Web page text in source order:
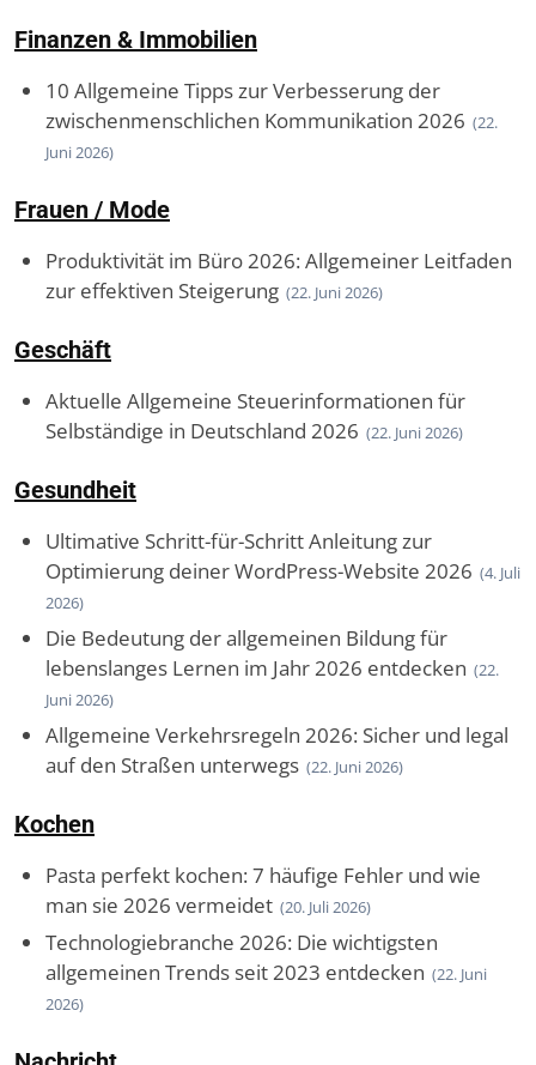
Finanzen & Immobilien
10 Allgemeine Tipps zur Verbesserung der
zwischenmenschlichen Kommunikation 2026 (22.
Juni 2026)
Frauen / Mode
Produktivität im Büro 2026: Allgemeiner Leitfaden
zur effektiven Steigerung (22. Juni 2026)
Geschäft
Aktuelle Allgemeine Steuerinformationen für
Selbständige in Deutschland 2026 (22. Juni 2026)
Gesundheit
Ultimative Schritt-für-Schritt Anleitung zur
Optimierung deiner WordPress-Website 2026 (4. Juli
2026)
Die Bedeutung der allgemeinen Bildung für
lebenslanges Lernen im Jahr 2026 entdecken (22.
Juni 2026)
Allgemeine Verkehrsregeln 2026: Sicher und legal
auf den Straßen unterwegs (22. Juni 2026)
Kochen
Pasta perfekt kochen: 7 häufige Fehler und wie
man sie 2026 vermeidet (20. Juli 2026)
Technologiebranche 2026: Die wichtigsten
allgemeinen Trends seit 2023 entdecken (22. Juni
2026)